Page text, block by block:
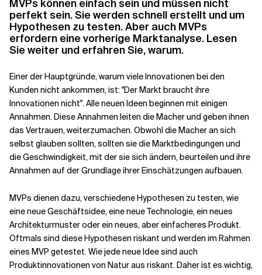
Verwandte Themen
MVPs können einfach sein und müssen nicht
perfekt sein. Sie werden schnell erstellt und um
Hypothesen zu testen. Aber auch MVPs
erfordern eine vorherige Marktanalyse. Lesen
Sie weiter und erfahren Sie, warum.
Einer der Hauptgründe, warum viele Innovationen bei den
Kunden nicht ankommen, ist: "Der Markt braucht ihre
Innovationen nicht". Alle neuen Ideen beginnen mit einigen
Annahmen. Diese Annahmen leiten die Macher und geben ihnen
das Vertrauen, weiterzumachen. Obwohl die Macher an sich
selbst glauben sollten, sollten sie die Marktbedingungen und
die Geschwindigkeit, mit der sie sich ändern, beurteilen und ihre
Annahmen auf der Grundlage ihrer Einschätzungen aufbauen.
MVPs dienen dazu, verschiedene Hypothesen zu testen, wie
eine neue Geschäftsidee, eine neue Technologie, ein neues
Architekturmuster oder ein neues, aber einfacheres Produkt.
Oftmals sind diese Hypothesen riskant und werden im Rahmen
eines MVP getestet. Wie jede neue Idee sind auch
Produktinnovationen von Natur aus riskant. Daher ist es wichtig,